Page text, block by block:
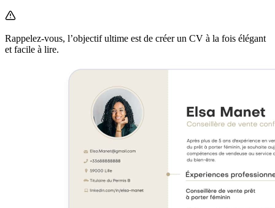
Rappelez-vous, l’objectif ultime est de créer un CV à la fois élégant
et facile à lire.